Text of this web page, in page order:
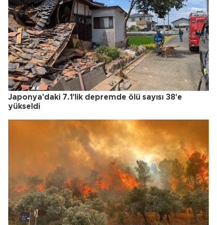
Japonya'daki 7.1'lik depremde ölü sayısı 38'e
yükseldi